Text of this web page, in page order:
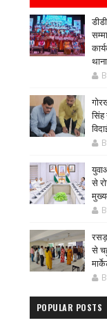
सिंह
से
से
POPULAR POSTS